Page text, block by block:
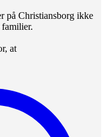
på Christiansborg ikke
at